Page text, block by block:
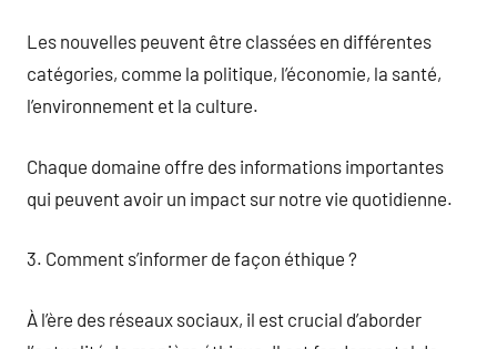
Les nouvelles peuvent être classées en différentes
catégories, comme la politique, l’économie, la santé,
l’environnement et la culture.
Chaque domaine offre des informations importantes
qui peuvent avoir un impact sur notre vie quotidienne.
3. Comment s’informer de façon éthique ?
À l’ère des réseaux sociaux, il est crucial d’aborder